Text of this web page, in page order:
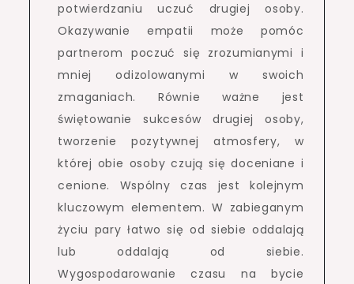
potwierdzaniu uczuć drugiej osoby.
Okazywanie empatii może pomóc
partnerom poczuć się zrozumianymi i
mniej odizolowanymi w swoich
zmaganiach. Równie ważne jest
świętowanie sukcesów drugiej osoby,
tworzenie pozytywnej atmosfery, w
której obie osoby czują się doceniane i
cenione. Wspólny czas jest kolejnym
kluczowym elementem. W zabieganym
życiu pary łatwo się od siebie oddalają
lub oddalają od siebie.
Wygospodarowanie czasu na bycie